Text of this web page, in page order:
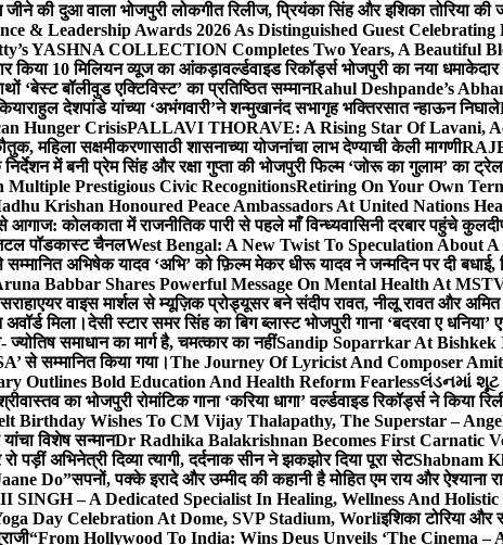
की दुआ वाला भोजपुरी लोकगीत रिलीज, प्रियंका सिंह और इशिका तोरिया की
& Leadership Awards 2026 As Distinguished Guest
YASHNA COLLECTION Completes Two Years, A Beautiful
किया 10 मिलियन व्यूज का आंकड़ावर्ल्डवाइड रिकॉर्ड्स भोजपुरी का नया
‘बेस्ट बॉलीवुड एक्टिविस्ट’ का प्रतिष्ठित सम्मानRahul Deshpande’s
राहुल देशपांडे यांच्या ‘अभंगवारी’ने शन्मुखानंद सभागृह भक्तिरसात न्हाऊन निघाले
Hunger CrisisPALLAVI THORAVE: A Rising Star Of Lavani,
महिला सक्षमीकरणासाठी शासनाच्या योजनांचा लाभ देण्याची केली मागणी
में बनी प्रेम सिंह और रक्षा गुप्ता की भोजपुरी फिल्म ‘जोरू का गुलाम’ का
Prestigious Civic RecognitionsRetiring On Your Own
Krishan Honoured Peace Ambassadors At United Nations
कोलकाता में राजनीतिक पारी से पहले माँ विन्ध्यवासिनी दरबार पहुंचे कुलदीप
पॉडकास्ट चैनलWest Bengal: A New Twist To Speculation About
अभिषेक यादव ‘अभि’ को फ़िल्म मेकर धीरू यादव ने जन्मदिन पर दी बधाई,
Babbar Shares Powerful Message On Mental Health At
एयर वाइस मार्शल से म्यूज़िक प्रोड्यूसर बने संदीप रावत, नीलू रावत और अमित
मिला।देसी स्टार समर सिंह का बिग ब्लास्ट भोजपुरी गाना ‘बदरवा ए
समाधान का मार्ग है, चमत्कार का नहींSandip Soparrkar At
से सम्मानित किया गया।The Journey Of Lyricist And Composer
Outlines Bold Education And Health Reform Fearlessલંડનમાં શૂટ
का भोजपुरी रोमांटिक गाना ‘करिया धागा’ वर्ल्डवाइड रिकॉर्ड्स ने किया
Birthday Wishes To CM Vijay Thalapathy, The Superstar –
विशेष सन्मानDr Radhika Balakrishnan Becomes First Carnatic
अभिनेत्री दिव्या त्यागी, दर्दनाक सीन ने झकझोर दिया पूरा सेटShabnam
Do”सपनों, पक्के इरादे और उम्मीद की कहानी है मोहित एम राय और ऐश्याना
SINGH – A Dedicated Specialist In Healing, Wellness And Holistic
Day Celebration At Dome, SVP Stadium, Worliइशिका टोरिया और
“From Hollywood To India: Wins Deus Unveils ‘The Cinema